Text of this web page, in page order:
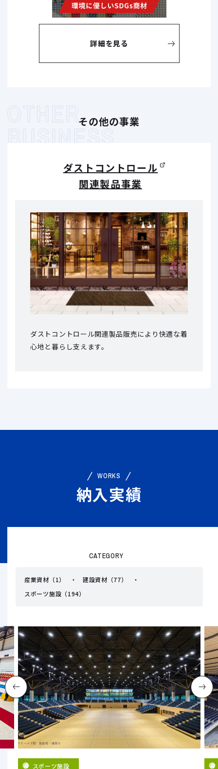
詳細を見る
その他の事業
ダストコントロール
関連製品事業
ダストコントロール関連製品販売により 快適な着
心地と暮らし支えます。
WORKS
納入実績
CATEGORY
産業資材（1）
建設資材（77）
スポーツ施設（194）
スポーツ施設